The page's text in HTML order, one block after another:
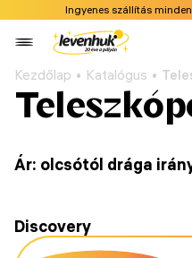
Ingyenes szállítás
Kezdőlap Katalógus
Ár: olcsótól drága
Discovery